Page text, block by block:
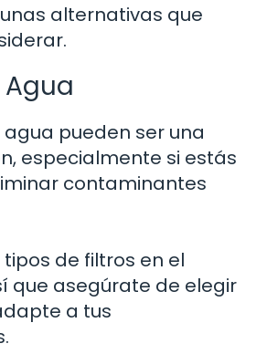
alternativas que
agua pueden ser una
especialmente si estás
contaminantes
de filtros en el
que asegúrate de elegir
a tus